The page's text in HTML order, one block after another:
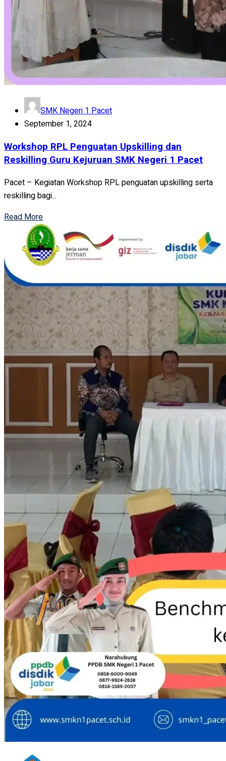
SMK Negeri 1 Pacet
September 1, 2024
Workshop RPL Penguatan Upskilling dan
Reskilling Guru Kejuruan SMK Negeri 1 Pacet
Pacet – Kegiatan Workshop RPL penguatan upskilling serta
reskilling bagi...
Read More